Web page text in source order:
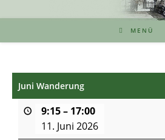
MENÜ
Juni Wanderung
9:15– 17:00
11. Juni 2026